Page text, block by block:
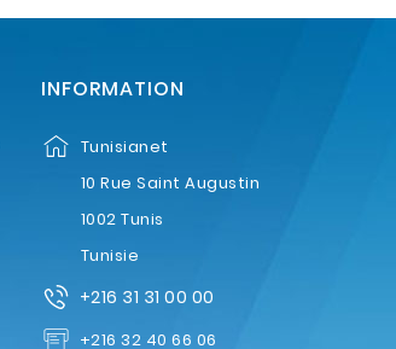
INFORMATION
Tunisianet
10 Rue Saint Augustin
1002 Tunis
Tunisie
+216 31 31 00 00
+216 32 40 66 06